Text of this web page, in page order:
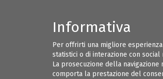
Informativa
Per offrirti una migliore
statistici o di interazione con social
La prosecuzione della
comporta la prestazione del
INGEGNERI BRINDISI INFORMAZIONI UTILI